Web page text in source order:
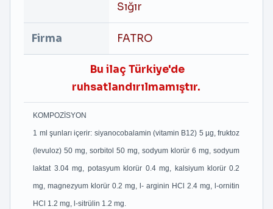
Sığır
Firma FATRO
Bu ilaç Türkiye'de
ruhsatlandırılmamıştır.
KOMPOZİSYON
1 ml şunları içerir: siyanocobalamin (vitamin B12) 5 µg, fruktoz
(levuloz) 50 mg, sorbitol 50 mg, sodyum klorür 6 mg, sodyum
laktat 3.04 mg, potasyum klorür 0.4 mg, kalsiyum klorür 0.2
mg, magnezyum klorür 0.2 mg, l- arginin HCl 2.4 mg, l-ornitin
HCl 1.2 mg, l-sitrülin 1.2 mg.